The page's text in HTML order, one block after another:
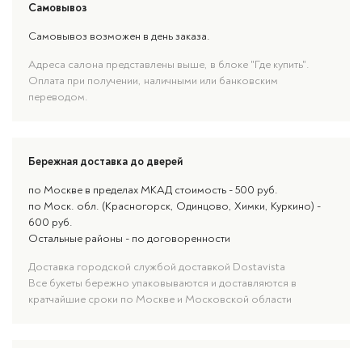
Самовывоз
Самовывоз возможен в день заказа.
Адреса салона представлены выше, в блоке "Где купить".
Оплата при получении, наличными или банковским
переводом.
Бережная доставка до дверей
по Москве в пределах МКАД стоимость - 500 руб.
по Моск. обл. (Красногорск, Одинцово, Химки, Куркино) -
600 руб.
Остальные районы - по договоренности
Доставка городской службой доставкой Dostavista
Все букеты бережно упаковываются и доставляются в
кратчайшие сроки по Москве и Московской области